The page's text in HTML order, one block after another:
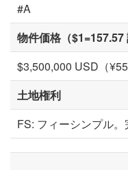
#A
物件価格（$1=157.57
$3,500,000 USD（
土地権利
FS: フィーシンプル。